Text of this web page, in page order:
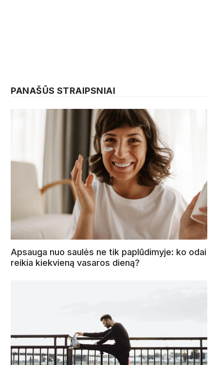
PANAŠŪS STRAIPSNIAI
Apsauga nuo saulės ne tik paplūdimyje: ko odai
reikia kiekvieną vasaros dieną?